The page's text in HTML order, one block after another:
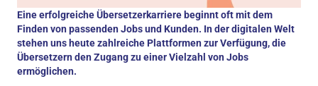
Eine erfolgreiche Übersetzerkarriere beginnt oft mit dem
Finden von passenden Jobs und Kunden. In der digitalen Welt
stehen uns heute zahlreiche Plattformen zur Verfügung, die
Übersetzern den Zugang zu einer Vielzahl von Jobs
ermöglichen.